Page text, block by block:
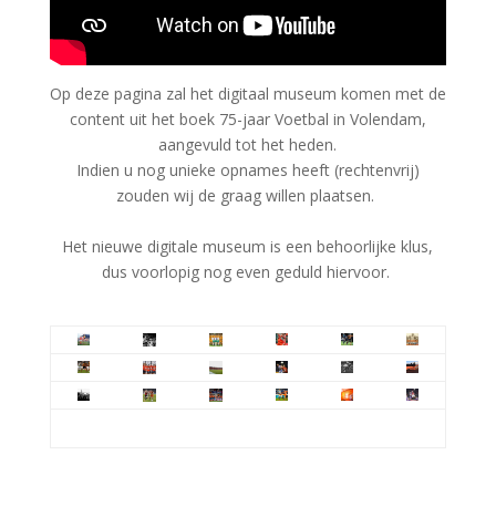
Op deze pagina zal het digitaal museum komen met de
content uit het boek 75-jaar Voetbal in Volendam,
aangevuld tot het heden.
Indien u nog unieke opnames heeft (rechtenvrij)
zouden wij de graag willen plaatsen.
Het nieuwe digitale museum is een behoorlijke klus,
dus voorlopig nog even geduld hiervoor.